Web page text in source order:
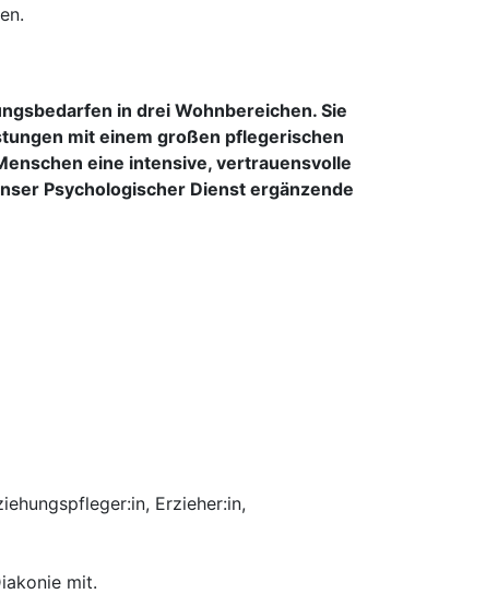
in drei Wohnbereichen. Sie
mit einem großen pflegerischen
eine intensive, vertrauensvolle
Psychologischer Dienst ergänzende
Erzieher:in,
mit.